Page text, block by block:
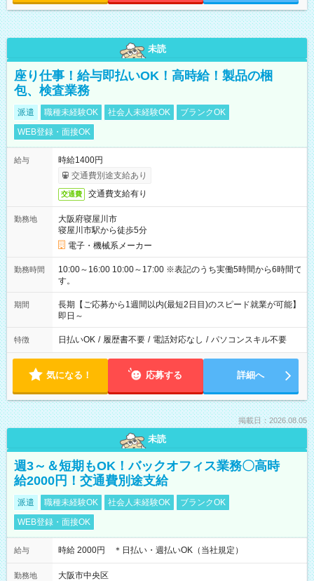
未読
座り仕事！給与即払いOK！高時給！製品の梱
包、検査業務
派遣 職種未経験OK 社会人未経験OK
ブランクOK
WEB登録・面接OK
給与
時給1400円
交通費別途支給あり
交通費 交通費支給有り
勤務地
大阪府寝屋川市
寝屋川市駅から徒歩5分
電子・機械系メーカー
勤務時間
10:00～16:00 10:00～17:00 ※表記のうち実働5時間から6時間で
す。
期間
長期【ご応募から1週間以内(最短2日目)のスピード就業が可能】
即日～
特徴 日払いOK / 履歴書不要 / 電話対応なし / パソコンスキル不要
気になる！ 応募する 詳細へ
掲載日：2026.08.05
未読
週3～＆短期もOK！バックオフィス業務〇高時
給2000円！交通費別途支給
派遣 職種未経験OK 社会人未経験OK
ブランクOK
WEB登録・面接OK
給与 時給 2000円 ＊日払い・週払いOK（当社規定）
勤務地
大阪市中央区